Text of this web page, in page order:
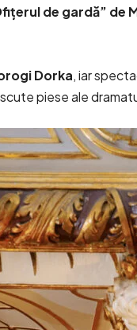
de gardă” de
Dorka, iar
piese ale